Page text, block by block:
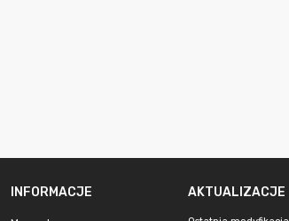
INFORMACJE AKTUALIZACJE